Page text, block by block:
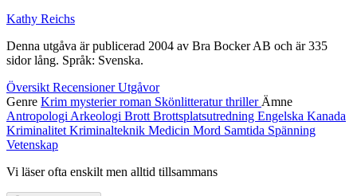
Kathy Reichs
Denna utgåva är publicerad 2004 av Bra Bocker AB och är 335
sidor lång. Språk: Svenska.
Översikt RecensionerUtgåvor
Genre Krim mysterierroman Skönlitteraturthriller Ämne
Antropologi Arkeologi Brott Brottsplatsutredning Engelska Kanada
Kriminalitet Kriminalteknik Medicin Mord Samtida Spänning
Vetenskap
Vi läser ofta enskilt men alltid tillsammans